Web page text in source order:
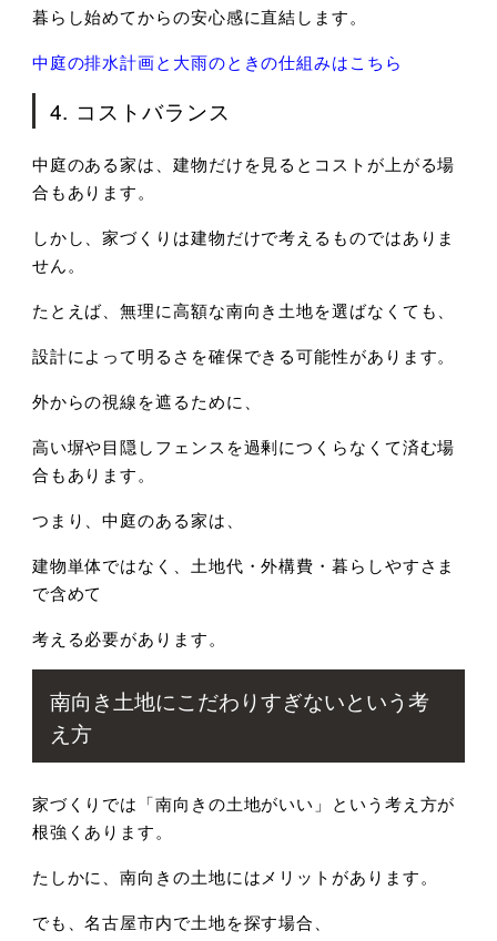
暮らし始めてからの安心感に直結します。
中庭の排水計画と大雨のときの仕組みはこちら
4. コストバランス
中庭のある家は、 建物だけを見るとコストが上がる場
合もあります。
しかし、家づくりは建物だけで考えるものではありま
せん。
たとえば、無理に高額な南向き土地を選ばなくても、
設計によって明るさを確保できる可能性があります。
外からの視線を遮るために、
高い塀や目隠しフェンスを過剰につくらなくて済む場
合もあります。
つまり、中庭のある家は、
建物単体ではなく、 土地代・外構費・暮らしやすさま
で含めて
考える必要があります。
南向き土地にこだわりすぎないという考
え方
家づくりでは 「南向きの土地がいい」 という考え方が
根強くあります。
たしかに、南向きの土地にはメリットがあります。
でも、名古屋市内で土地を探す場合、